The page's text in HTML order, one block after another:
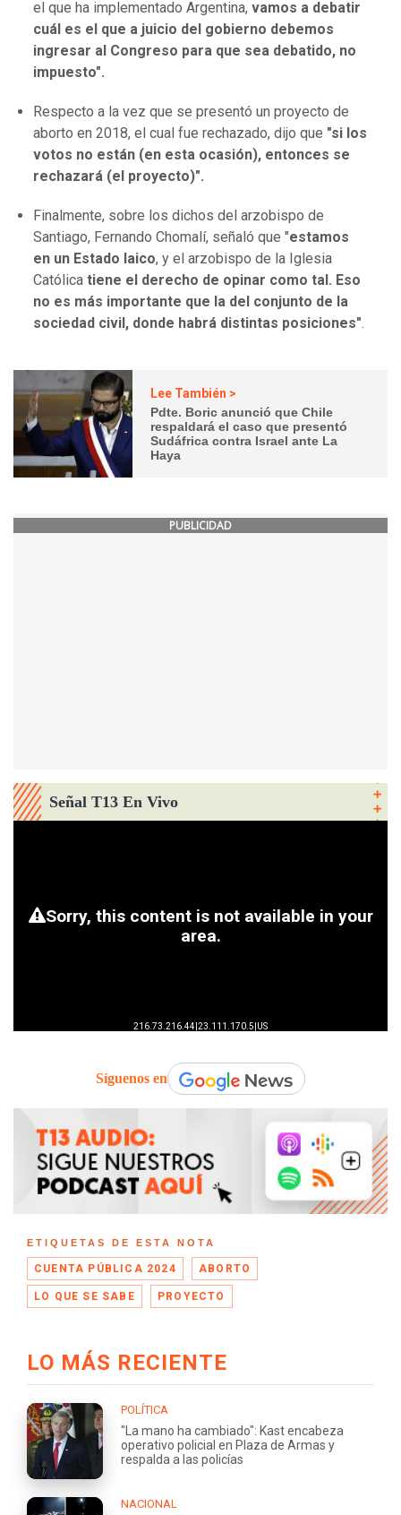
el que ha implementado Argentina, vamos a debatir
cuál es el que a juicio del gobierno debemos
ingresar al Congreso para que sea debatido, no
impuesto".
Respecto a la vez que se presentó un proyecto de
aborto en 2018, el cual fue rechazado, dijo que "si los
votos no están (en esta ocasión), entonces se
rechazará (el proyecto)".
Finalmente, sobre los dichos del arzobispo de
Santiago, Fernando Chomalí, señaló que "estamos
en un Estado laico, y el arzobispo de la Iglesia
Católica tiene el derecho de opinar como tal. Eso
no es más importante que la del conjunto de la
sociedad civil, donde habrá distintas posiciones".
Lee También >
Pdte. Boric anunció que Chile
respaldará el caso que presentó
Sudáfrica contra Israel ante La
Haya
PUBLICIDAD
Señal T13 En Vivo
Síguenos en
ETIQUETAS DE ESTA NOTA
CUENTA PÚBLICA 2024 ABORTO
LO QUE SE SABE PROYECTO
LO MÁS RECIENTE
POLÍTICA
"La mano ha cambiado": Kast encabeza
operativo policial en Plaza de Armas y
respalda a las policías
NACIONAL